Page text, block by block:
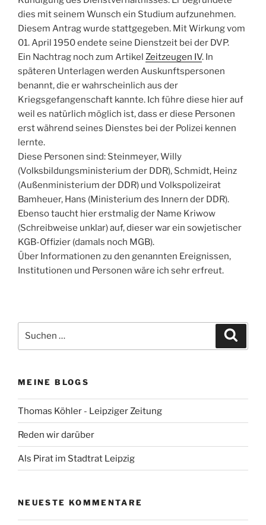
dies mit seinem Wunsch ein Studium aufzunehmen.
Diesem Antrag wurde stattgegeben. Mit Wirkung vom
01. April 1950 endete seine Dienstzeit bei der DVP.
Ein Nachtrag noch zum Artikel Zeitzeugen IV. In
späteren Unterlagen werden Auskunftspersonen
benannt, die er wahrscheinlich aus der
Kriegsgefangenschaft kannte. Ich führe diese hier auf
weil es natürlich möglich ist, dass er diese Personen
erst während seines Dienstes bei der Polizei kennen
lernte.
Diese Personen sind: Steinmeyer, Willy
(Volksbildungsministerium der DDR), Schmidt, Heinz
(Außenministerium der DDR) und Volkspolizeirat
Bamheuer, Hans (Ministerium des Innern der DDR).
Ebenso taucht hier erstmalig der Name Kriwow
(Schreibweise unklar) auf, dieser war ein sowjetischer
KGB-Offizier (damals noch MGB).
Über Informationen zu den genannten Ereignissen,
Institutionen und Personen wäre ich sehr erfreut.
nach:
MEINE BLOGS
Thomas Köhler - Leipziger Zeitung
Reden wir darüber
Als Pirat im Stadtrat Leipzig
NEUESTE KOMMENTARE